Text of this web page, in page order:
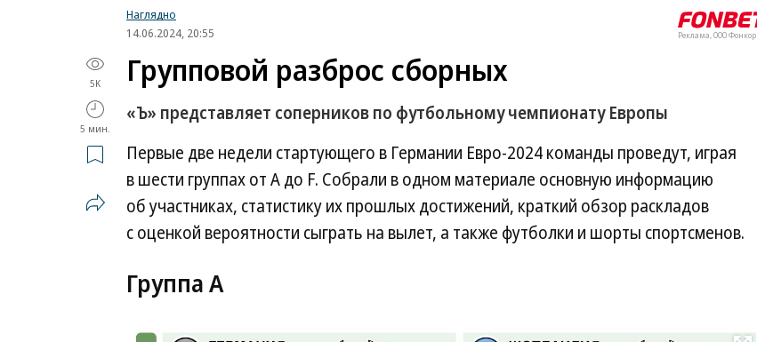
Реклама, ООО Фонкор
Наглядно
14.06.2024, 20:55
5K
5 мин.
Групповой разброс сборных
«Ъ» представляет соперников по футбольному чемпионату Европы
Первые две недели стартующего в Германии Евро-2024 команды проведут, играя
в шести группах от A до F. Собрали в одном материале основную информацию
об участниках, статистику их прошлых достижений, краткий обзор раскладов
с оценкой вероятности сыграть на вылет, а также футболки и шорты спортсменов.
Группа А